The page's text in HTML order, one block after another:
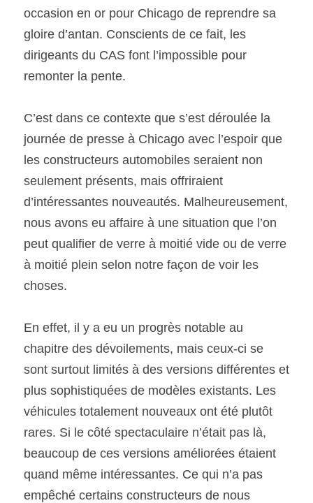
occasion en or pour Chicago de reprendre sa
gloire d’antan. Conscients de ce fait, les
dirigeants du CAS font l’impossible pour
remonter la pente.
C’est dans ce contexte que s’est déroulée la
journée de presse à Chicago avec l’espoir que
les constructeurs automobiles seraient non
seulement présents, mais offriraient
d’intéressantes nouveautés. Malheureusement,
nous avons eu affaire à une situation que l’on
peut qualifier de verre à moitié vide ou de verre
à moitié plein selon notre façon de voir les
choses.
En effet, il y a eu un progrès notable au
chapitre des dévoilements, mais ceux-ci se
sont surtout limités à des versions différentes et
plus sophistiquées de modèles existants. Les
véhicules totalement nouveaux ont été plutôt
rares. Si le côté spectaculaire n’était pas là,
beaucoup de ces versions améliorées étaient
quand même intéressantes. Ce qui n’a pas
empêché certains constructeurs de nous